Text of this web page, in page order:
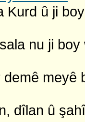
Kurd û ji
nu ji
demê meyê
dîlan û